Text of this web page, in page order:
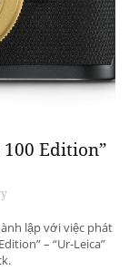
100 Edition”
lập với việc phát
– “Ur-Leica”